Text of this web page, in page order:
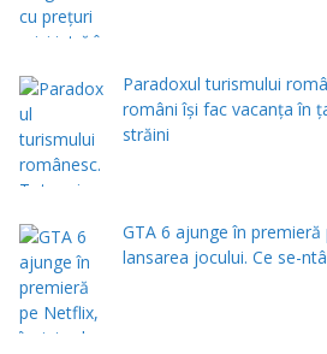
Paradoxul turismului
români își fac vacanța în
străini
GTA 6 ajunge în
lansarea jocului. Ce se-